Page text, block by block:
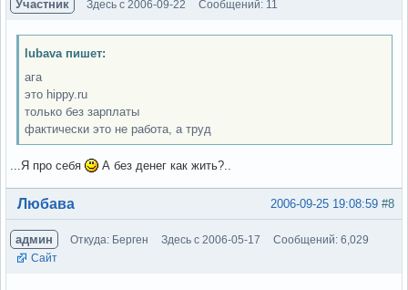
Участник Здесь с 2006-09-22 Сообщений: 11
lubava пишет:
ага
это hippy.ru
только без зарплаты
фактически это не работа, а труд
...Я про себя А без денег как жить?..
Вне форума #8
2006-09-25 19:08:59
Любава
админ Откуда: Берген Здесь с 2006-05-17
Сообщений: 6,029
Сайт